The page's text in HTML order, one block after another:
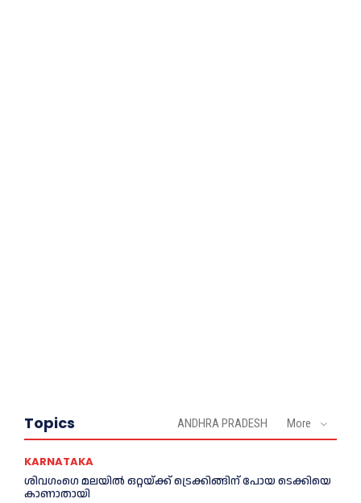
Topics ANDHRA PRADESH More
KARNATAKA
ശിവഗംഗെ മലയിൽ ഒറ്റയ്ക്ക് ട്രെക്കിങ്ങിന് പോയ ടെക്കിയെ
കാണാതായി